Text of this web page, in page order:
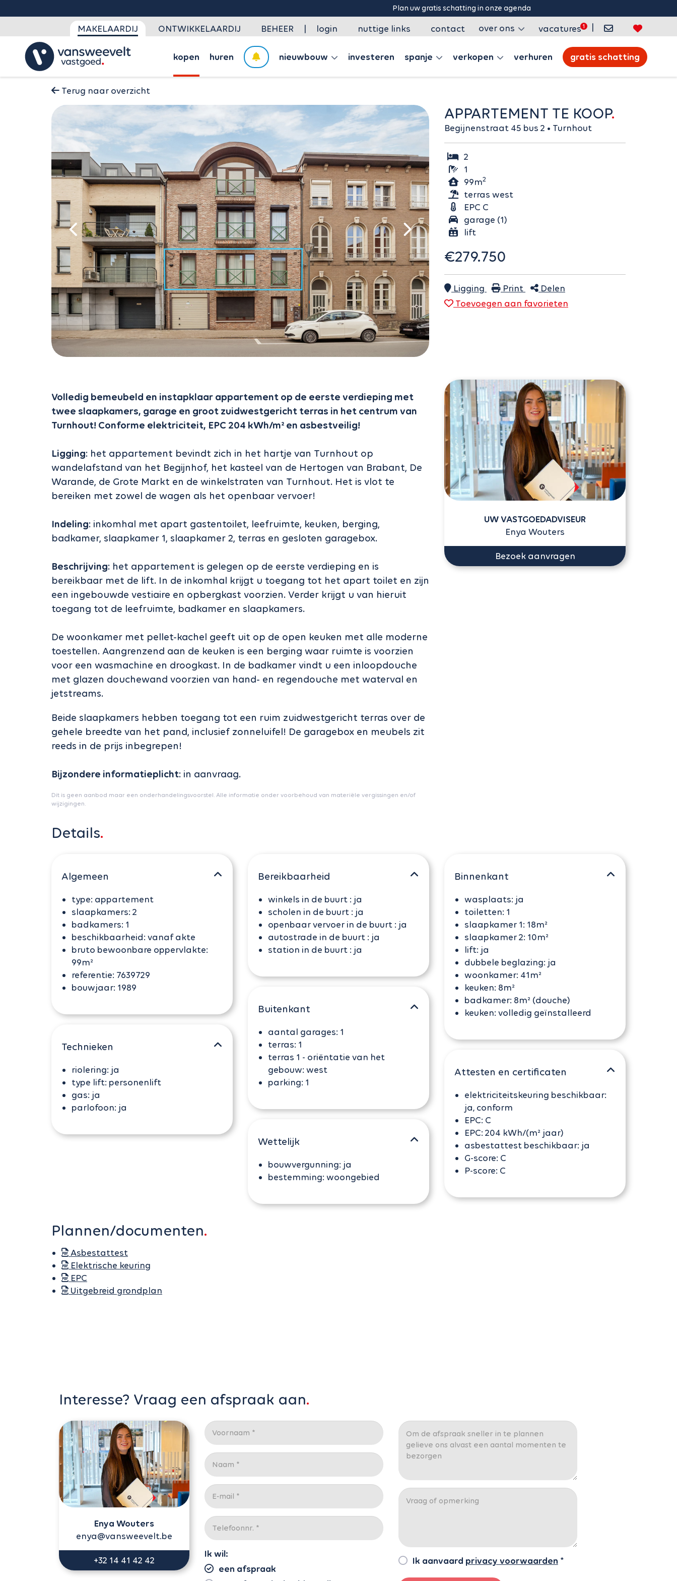
Plan uw gratis schatting in onze agenda
MAKELAARDIJ ONTWIKKELAARDIJ BEHEER | login nuttige links contact over ons vacatures |
kopen huren nieuwbouw investeren spanje verkopen verhuren gratis schatting
Terug naar overzicht
APPARTEMENT TE KOOP
Begijnenstraat 45 bus 2 • Turnhout
2
1
99m2
terras west
EPC C
garage (1)
lift
€279.750
Ligging Print
Delen
Toevoegen aan favorieten
Volledig bemeubeld en instapklaar appartement op de eerste verdieping met
twee slaapkamers, garage en groot zuidwestgericht terras in het centrum van
Turnhout! Conforme elektriciteit, EPC 204 kWh/m² en asbestveilig!
Ligging: het appartement bevindt zich in het hartje van Turnhout op
wandelafstand van het Begijnhof, het kasteel van de Hertogen van Brabant, De
Warande, de Grote Markt en de winkelstraten van Turnhout. Het is vlot te
bereiken met zowel de wagen als het openbaar vervoer!
Indeling: inkomhal met apart gastentoilet, leefruimte, keuken, berging,
badkamer, slaapkamer 1, slaapkamer 2, terras en gesloten garagebox.
Beschrijving: het appartement is gelegen op de eerste verdieping en is
bereikbaar met de lift. In de inkomhal krijgt u toegang tot het apart toilet en zijn
een ingebouwde vestiaire en opbergkast voorzien. Verder krijgt u van hieruit
toegang tot de leefruimte, badkamer en slaapkamers.
De woonkamer met pellet-kachel geeft uit op de open keuken met alle moderne
toestellen. Aangrenzend aan de keuken is een berging waar ruimte is voorzien
voor een wasmachine en droogkast. In de badkamer vindt u een inloopdouche
met glazen douchewand voorzien van hand- en regendouche met waterval en
jetstreams.
Beide slaapkamers hebben toegang tot een ruim zuidwestgericht terras over de
gehele breedte van het pand, inclusief zonneluifel! De garagebox en meubels zit
reeds in de prijs inbegrepen!
Bijzondere informatieplicht: in aanvraag.
Dit is geen aanbod maar een onderhandelingsvoorstel. Alle informatie onder voorbehoud van materiële vergissingen en/of
wijzigingen.
UW VASTGOEDADVISEUR
Enya Wouters
Bezoek aanvragen
Details
Algemeen
type: appartement
slaapkamers: 2
badkamers: 1
beschikbaarheid: vanaf akte
bruto bewoonbare oppervlakte:
99m²
referentie: 7639729
bouwjaar: 1989
Bereikbaarheid
winkels in de buurt : ja
scholen in de buurt : ja
openbaar vervoer in de buurt : ja
autostrade in de buurt : ja
station in de buurt : ja
Binnenkant
wasplaats: ja
toiletten: 1
slaapkamer 1: 18m²
slaapkamer 2: 10m²
lift: ja
dubbele beglazing: ja
woonkamer: 41m²
keuken: 8m²
badkamer: 8m² (douche)
keuken: volledig geïnstalleerd
Buitenkant
aantal garages: 1
terras: 1
terras 1 - oriëntatie van het
gebouw: west
parking: 1
Technieken
riolering: ja
type lift: personenlift
gas: ja
parlofoon: ja
Attesten en certificaten
elektriciteitskeuring beschikbaar:
ja, conform
EPC: C
EPC: 204 kWh/(m² jaar)
asbestattest beschikbaar: ja
G-score: C
P-score: C
Wettelijk
bouwvergunning: ja
bestemming: woongebied
Plannen/documenten
Asbestattest
Elektrische keuring
EPC
Uitgebreid grondplan
Interesse? Vraag een afspraak aan
Enya Wouters
enya@vansweevelt.be
+32 14 41 42 42
Ik wil:
een afspraak
Ik aanvaard privacy voorwaarden *